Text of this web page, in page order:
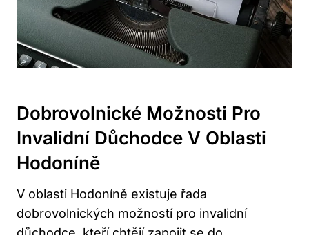
Dobrovolnické Možnosti Pro
Invalidní Důchodce V Oblasti
Hodoníně
V oblasti Hodoníně existuje řada
dobrovolnických možností pro invalidní